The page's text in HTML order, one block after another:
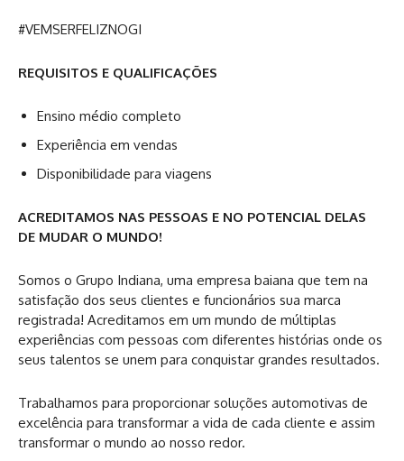
#VEMSERFELIZNOGI
REQUISITOS E QUALIFICAÇÕES
Ensino médio completo
Experiência em vendas
Disponibilidade para viagens
ACREDITAMOS NAS PESSOAS E NO POTENCIAL DELAS
DE MUDAR O MUNDO!
Somos o Grupo Indiana, uma empresa baiana que tem na
satisfação dos seus clientes e funcionários sua marca
registrada! Acreditamos em um mundo de múltiplas
experiências com pessoas com diferentes histórias onde os
seus talentos se unem para conquistar grandes resultados.
Trabalhamos para proporcionar soluções automotivas de
excelência para transformar a vida de cada cliente e assim
transformar o mundo ao nosso redor.